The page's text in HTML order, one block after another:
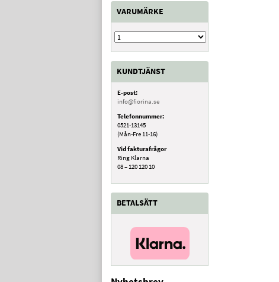
VARUMÄRKE
KUNDTJÄNST
E-post:
info@fiorina.se
Telefonnummer:
0521-13145
(Mån-Fre 11-16)
Vid fakturafrågor
Ring Klarna
08 – 120 120 10
BETALSÄTT